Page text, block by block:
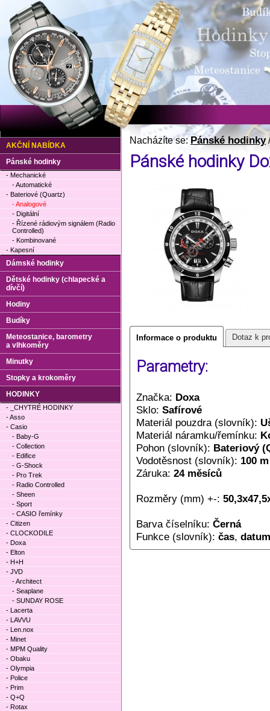
Nacházíte se:Pánské hodinky
Pánské hodinky
Informace o produktu Dotaz k
Parametry:
Značka: Doxa
Sklo: Safírové
Materiál pouzdra (slovník):
Materiál náramku/řemínku:
Pohon (slovník): Bateriový
Vodotěsnost (slovník): 100 m
Záruka: 24 měsíců
Rozměry (mm) +-:
Barva číselníku: Černá
Funkce (slovník): čas, datum
AKČNÍ NABÍDKA
Pánské hodinky
- Mechanické
- Automatické
- Bateriové (Quartz)
- Analogové
- Digitální
- Řízené rádiovým signálem (Radio
Controlled)
- Kombinované
- Kapesní
Dámské hodinky
Dětské hodinky (chlapecké a
dívčí)
Hodiny
Budíky
Meteostanice, barometry
a vlhkoměry
Minutky
Stopky a krokoměry
HODINKY
- _CHYTRÉ HODINKY
- Asso
- Casio
- Baby-G
- Collection
- Edifice
- G-Shock
- Pro Trek
- Radio Controlled
- Sheen
- Sport
- CASIO řemínky
- Citizen
- CLOCKODILE
- Doxa
- Elton
- H+H
- JVD
- Architect
- Seaplane
- SUNDAY ROSE
- Lacerta
- LAVVU
- Len.nox
- Minet
- MPM Quality
- Obaku
- Olympia
- Police
- Prim
- Q+Q
- Rotax